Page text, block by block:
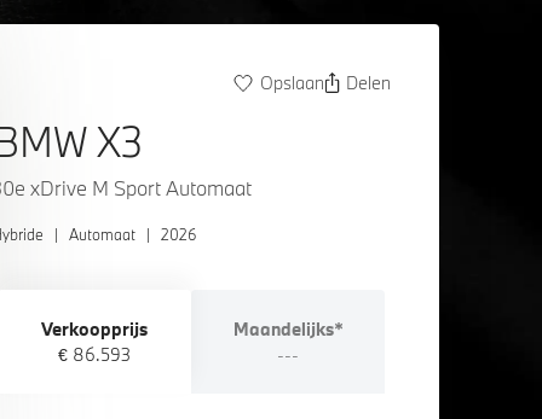
Opslaan Delen
X3
xDrive M Sport Automaat
| Automaat | 2026
Verkoopprijs
€ 86.593
Maandelijks*
---